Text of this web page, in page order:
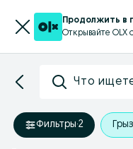
Продолжить в
Открывайте OLX
Что
Фильтры·2